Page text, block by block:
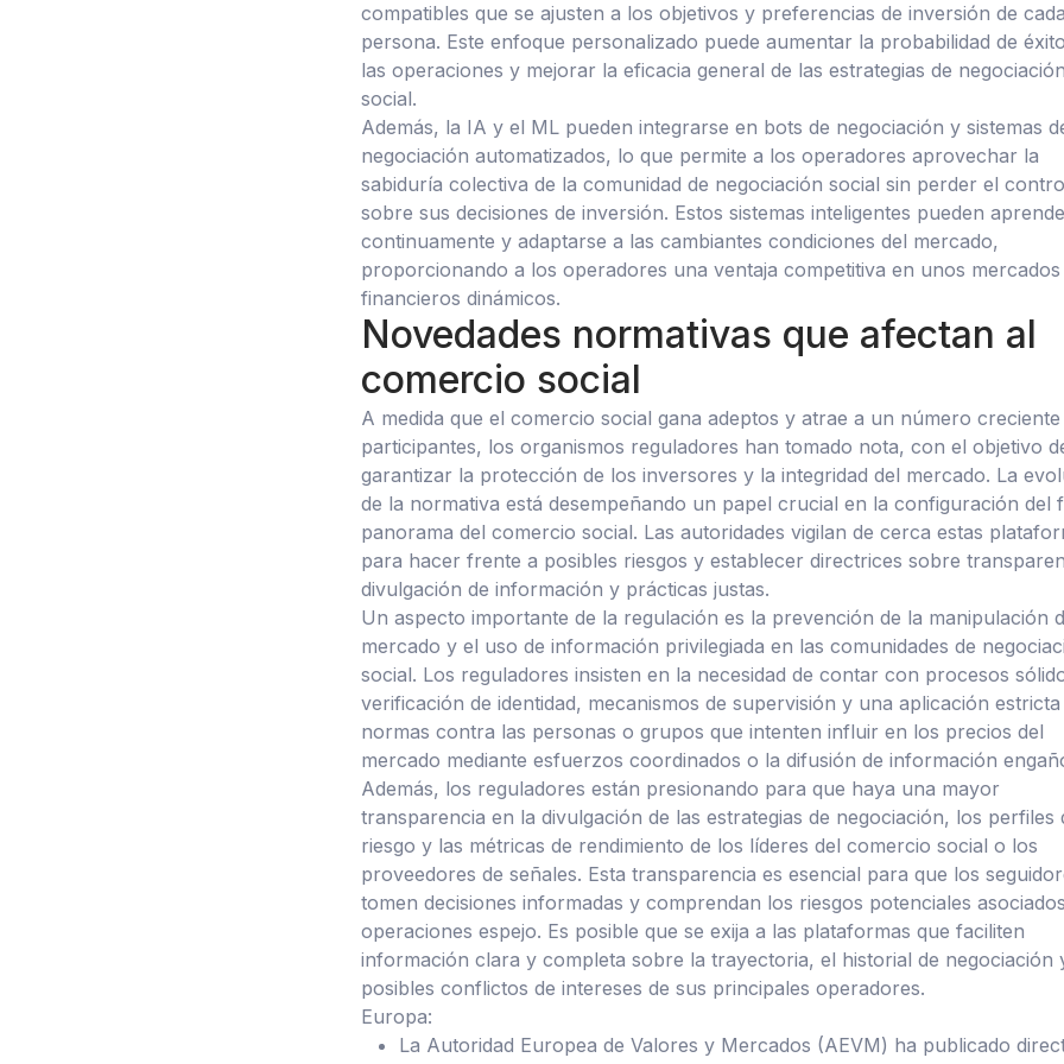
compatibles que se ajusten a los objetivos y preferencias de inversión de cada
persona. Este enfoque personalizado puede aumentar la probabilidad de
las operaciones y mejorar la eficacia general de las estrategias de negociación
social.
Además, la IA y el ML pueden integrarse en bots de negociación y sistemas
negociación automatizados, lo que permite a los operadores aprovechar la
sabiduría colectiva de la comunidad de negociación social sin perder el
sobre sus decisiones de inversión. Estos sistemas inteligentes pueden
continuamente y adaptarse a las cambiantes condiciones del mercado,
proporcionando a los operadores una ventaja competitiva en unos mercados
financieros dinámicos.
Novedades normativas que afectan al
comercio social
A medida que el comercio social gana adeptos y atrae a un número creciente
participantes, los organismos reguladores han tomado nota, con el objetivo
garantizar la protección de los inversores y la integridad del mercado. La
de la normativa está desempeñando un papel crucial en la configuración del
panorama del comercio social. Las autoridades vigilan de cerca estas
para hacer frente a posibles riesgos y establecer directrices sobre
divulgación de información y prácticas justas.
Un aspecto importante de la regulación es la prevención de la manipulación
mercado y el uso de información privilegiada en las comunidades de
social. Los reguladores insisten en la necesidad de contar con procesos
verificación de identidad, mecanismos de supervisión y una aplicación estricta
normas contra las personas o grupos que intenten influir en los precios del
mercado mediante esfuerzos coordinados o la difusión de información
Además, los reguladores están presionando para que haya una mayor
transparencia en la divulgación de las estrategias de negociación, los perfiles
riesgo y las métricas de rendimiento de los líderes del comercio social o los
proveedores de señales. Esta transparencia es esencial para que los
tomen decisiones informadas y comprendan los riesgos potenciales
operaciones espejo. Es posible que se exija a las plataformas que faciliten
información clara y completa sobre la trayectoria, el historial de negociación
posibles conflictos de intereses de sus principales operadores.
Europa:
La Autoridad Europea de Valores y Mercados (AEVM) ha publicado